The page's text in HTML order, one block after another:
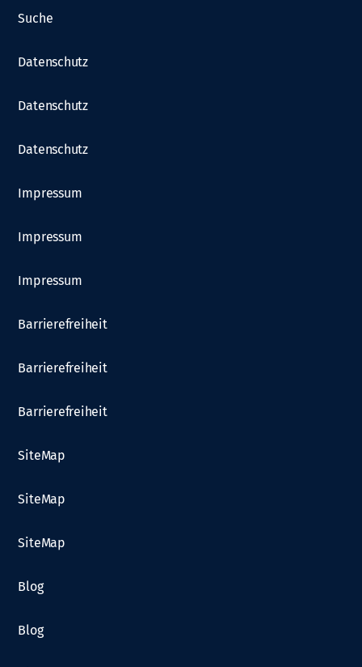
Suche
Datenschutz
Datenschutz
Datenschutz
Impressum
Impressum
Impressum
Barrierefreiheit
Barrierefreiheit
Barrierefreiheit
SiteMap
SiteMap
SiteMap
Blog
Blog